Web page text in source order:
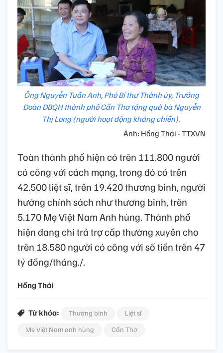
Ông Nguyễn Tuấn Anh, Phó Bí thư Thành ủy, Trưởng
Đoàn ĐBQH thành phố Cần Thơ tặng quà bà Nguyễn
Thị Long (người hoạt động kháng chiến).
Ảnh: Hồng Thái - TTXVN
Toàn thành phố hiện có trên 111.800 người
có công với cách mạng, trong đó có trên
42.500 liệt sĩ, trên 19.420 thương binh, người
hưởng chính sách như thương binh, trên
5.170 Mẹ Việt Nam Anh hùng. Thành phố
hiện đang chi trả trợ cấp thường xuyên cho
trên 18.580 người có công với số tiền trên 47
tỷ đồng/tháng./.
Hồng Thái
Từ khóa: Thương binh
Liệt sĩ
Mẹ Việt Nam anh hùng
Cần Thơ